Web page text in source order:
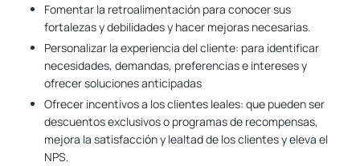
Fomentar la retroalimentación para conocer sus
fortalezas y debilidades y hacer mejoras necesarias.
Personalizar la experiencia del cliente: para identificar
necesidades, demandas, preferencias e intereses y
ofrecer soluciones anticipadas
Ofrecer incentivos a los clientes leales: que pueden ser
descuentos exclusivos o programas de recompensas,
mejora la satisfacción y lealtad de los clientes y eleva el
NPS.